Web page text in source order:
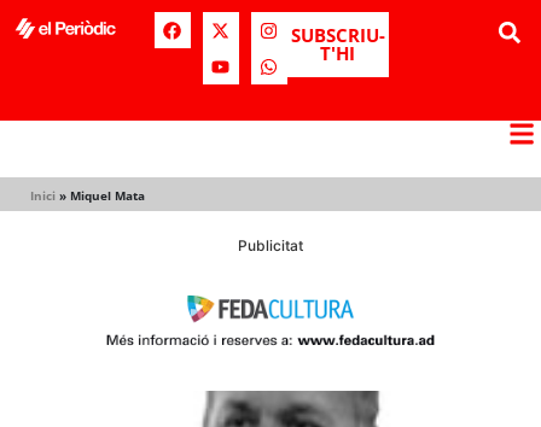
SUBSCRIU-
T'HI
Inici » Miquel Mata
Publicitat